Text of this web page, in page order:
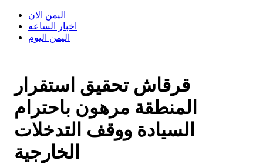
اليمن الان
اخبار الساعه
اليمن اليوم
قرقاش تحقيق استقرار
المنطقة مرهون باحترام
السيادة ووقف التدخلات
الخارجية